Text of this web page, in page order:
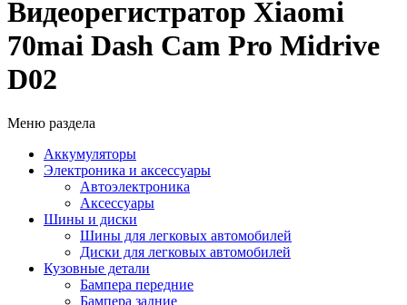
Видеорегистратор Xiaomi
70mai Dash Cam Pro Midrive
D02
Меню раздела
Аккумуляторы
Электроника и аксессуары
Автоэлектроника
Аксессуары
Шины и диски
Шины для легковых автомобилей
Диски для легковых автомобилей
Кузовные детали
Бампера передние
Бампера задние